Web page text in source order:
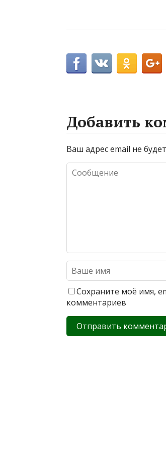
Добавить
Ваш адрес email не
Сохраните моё имя,
комментариев